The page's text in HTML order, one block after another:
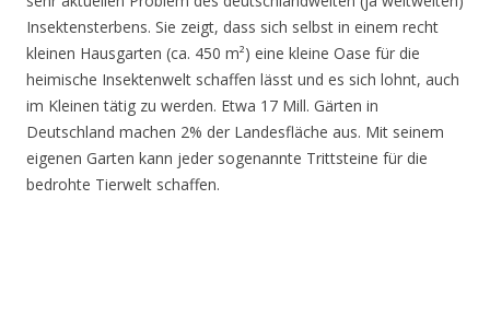
Insektensterbens. Sie zeigt, dass sich selbst in einem recht
kleinen Hausgarten (ca. 450 m²) eine kleine Oase für die
heimische Insektenwelt schaffen lässt und es sich lohnt, auch
im Kleinen tätig zu werden. Etwa 17 Mill. Gärten in
Deutschland machen 2% der Landesfläche aus. Mit seinem
eigenen Garten kann jeder sogenannte Trittsteine für die
bedrohte Tierwelt schaffen.